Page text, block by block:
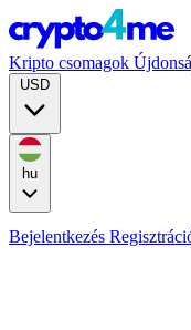
Kripto csomagok
Bejelentkezés